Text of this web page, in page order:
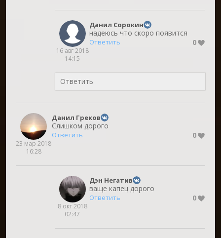
16 авг 2018
14:15
Данил Сорокин
надеюсь что скоро появится
Ответить 0
23 мар 2018
16:28
Данил Греков
Слишком дорого
Ответить 0
8 окт 2018
02:47
Дэн Негатив
ваще капец дорого
Ответить 0